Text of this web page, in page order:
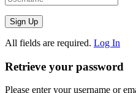
All fields are required. Log In
Retrieve your password
Please enter your username or